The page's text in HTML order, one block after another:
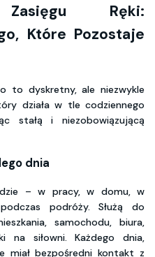
Ręki:
Które Pozostaje
to dyskretny, ale niezwykle
działa w tle codziennego
stałą i niezobowiązującą
dnia
– w pracy, w domu, w
podróży. Służą do
samochodu, biura,
na siłowni. Każdego dnia,
miał bezpośredni kontakt z